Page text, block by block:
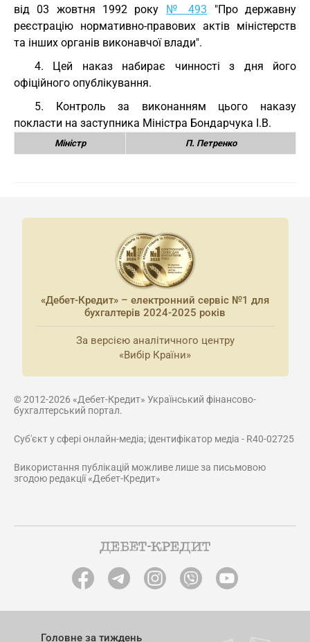
від 03 жовтня 1992 року № 493 "Про державну
реєстрацію нормативно-правових актів міністерств
та інших органів виконавчої влади".
4. Цей наказ набирає чинності з дня його
офіційного опублікування.
5. Контроль за виконанням цього наказу
покласти на заступника Міністра Бондарчука І.В.
Міністр П. Петренко
«Дебет-Кредит» – електронний сервіс №1 для
бухгалтерів 2024-2025 років
За версією аналітичного центру
«Вибір Країни»
© 2012-2026 «Дебет-Кредит» Український фінансово-
бухгалтерський портал.
Суб'єкт у сфері онлайн-медіа; ідентифікатор медіа - R40-02725
Використання публікацій можливе лише за письмовою
згодою редакції «Дебет-Кредит»
Головне за тиждень